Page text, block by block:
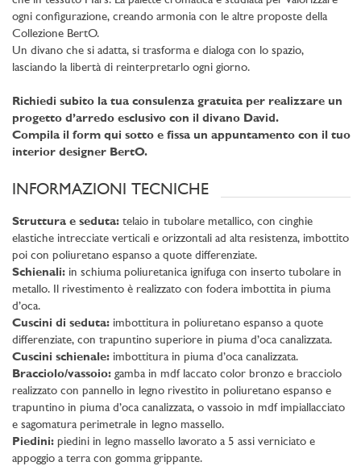
ogni configurazione, creando armonia con le altre proposte della
Collezione BertO.
Un divano che si adatta, si trasforma e dialoga con lo spazio,
lasciando la libertà di reinterpretarlo ogni giorno.
Richiedi subito la tua consulenza gratuita per realizzare un
progetto d’arredo esclusivo con il divano David.
Compila il form qui sotto e fissa un appuntamento con il tuo
interior designer BertO.
INFORMAZIONI TECNICHE
Struttura e seduta: telaio in tubolare metallico, con cinghie
elastiche intrecciate verticali e orizzontali ad alta resistenza, imbottito
poi con poliuretano espanso a quote differenziate.
Schienali: in schiuma poliuretanica ignifuga con inserto tubolare in
metallo. Il rivestimento è realizzato con fodera imbottita in piuma
d’oca.
Cuscini di seduta: imbottitura in poliuretano espanso a quote
differenziate, con trapuntino superiore in piuma d’oca canalizzata.
Cuscini schienale: imbottitura in piuma d’oca canalizzata.
Bracciolo/vassoio: gamba in mdf laccato color bronzo e bracciolo
realizzato con pannello in legno rivestito in poliuretano espanso e
trapuntino in piuma d’oca canalizzata, o vassoio in mdf impiallacciato
e sagomatura perimetrale in legno massello.
Piedini: piedini in legno massello lavorato a 5 assi verniciato e
appoggio a terra con gomma grippante.